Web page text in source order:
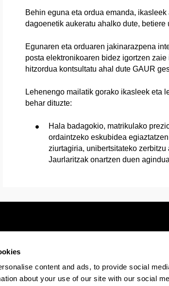
content and ads, to provide social
about your use of our site with our social
Behin eguna eta ordua emanda,
dagoenetik aukeratu ahalko dute,
Egunaren eta orduaren jakinarazpena
posta elektronikoaren bidez igortzen
hitzordua kontsultatu ahal dute GAUR
Lehenengo mailatik gorako ikasleek eta
behar dituzte:
Hala badagokio, matrikulako
ordaintzeko eskubidea
ziurtagiria, unibertsitateko
Jaurlaritzak onartzen duen